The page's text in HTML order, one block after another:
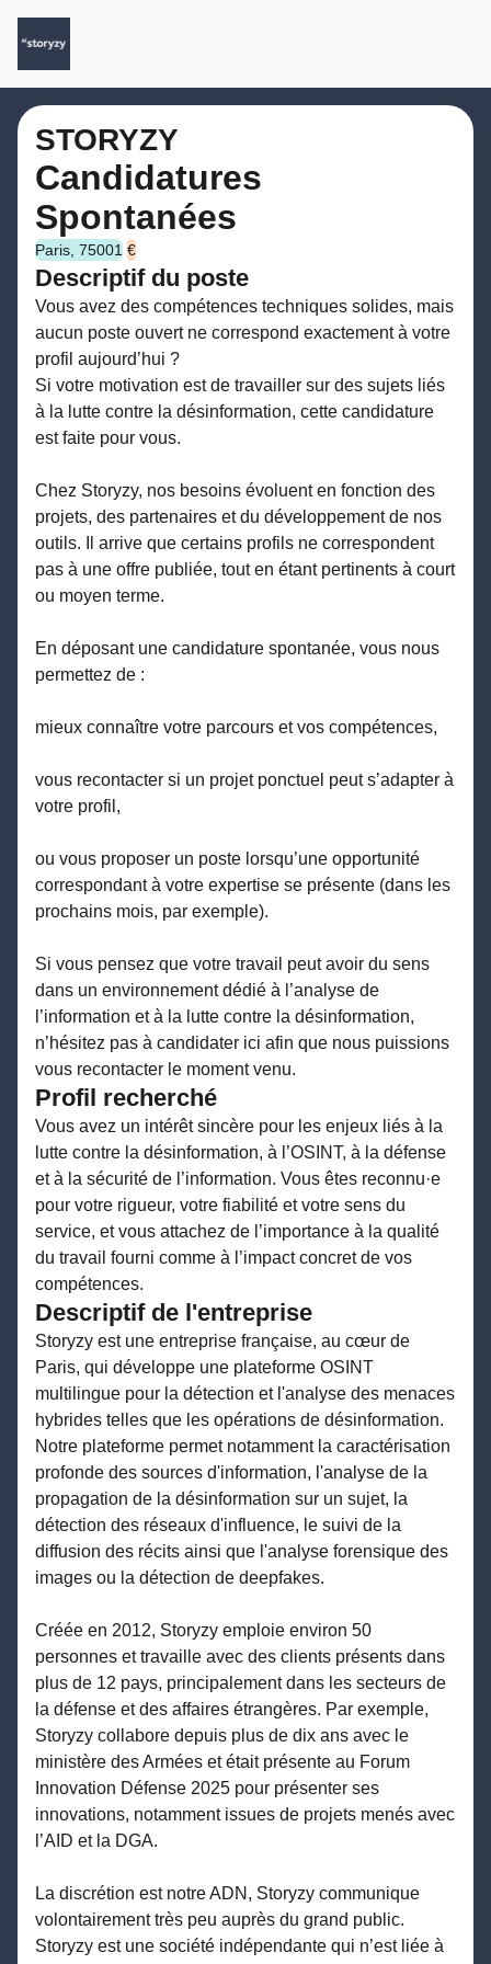
STORYZY
Candidatures
Spontanées
Paris, 75001 €
Descriptif du poste
Vous avez des compétences techniques solides, mais
aucun poste ouvert ne correspond exactement à votre
profil aujourd’hui ?
Si votre motivation est de travailler sur des sujets liés
à la lutte contre la désinformation, cette candidature
est faite pour vous.
Chez Storyzy, nos besoins évoluent en fonction des
projets, des partenaires et du développement de nos
outils. Il arrive que certains profils ne correspondent
pas à une offre publiée, tout en étant pertinents à court
ou moyen terme.
En déposant une candidature spontanée, vous nous
permettez de :
mieux connaître votre parcours et vos compétences,
vous recontacter si un projet ponctuel peut s’adapter à
votre profil,
ou vous proposer un poste lorsqu’une opportunité
correspondant à votre expertise se présente (dans les
prochains mois, par exemple).
Si vous pensez que votre travail peut avoir du sens
dans un environnement dédié à l’analyse de
l’information et à la lutte contre la désinformation,
n’hésitez pas à candidater ici afin que nous puissions
vous recontacter le moment venu.
Profil recherché
Vous avez un intérêt sincère pour les enjeux liés à la
lutte contre la désinformation, à l’OSINT, à la défense
et à la sécurité de l’information. Vous êtes reconnu·e
pour votre rigueur, votre fiabilité et votre sens du
service, et vous attachez de l’importance à la qualité
du travail fourni comme à l’impact concret de vos
compétences.
Descriptif de l'entreprise
Storyzy est une entreprise française, au cœur de
Paris, qui développe une plateforme OSINT
multilingue pour la détection et l'analyse des menaces
hybrides telles que les opérations de désinformation.
Notre plateforme permet notamment la caractérisation
profonde des sources d'information, l'analyse de la
propagation de la désinformation sur un sujet, la
détection des réseaux d'influence, le suivi de la
diffusion des récits ainsi que l'analyse forensique des
images ou la détection de deepfakes.
Créée en 2012, Storyzy emploie environ 50
personnes et travaille avec des clients présents dans
plus de 12 pays, principalement dans les secteurs de
la défense et des affaires étrangères. Par exemple,
Storyzy collabore depuis plus de dix ans avec le
ministère des Armées et était présente au Forum
Innovation Défense 2025 pour présenter ses
innovations, notamment issues de projets menés avec
l’AID et la DGA.
La discrétion est notre ADN, Storyzy communique
volontairement très peu auprès du grand public.
Storyzy est une société indépendante qui n’est liée à